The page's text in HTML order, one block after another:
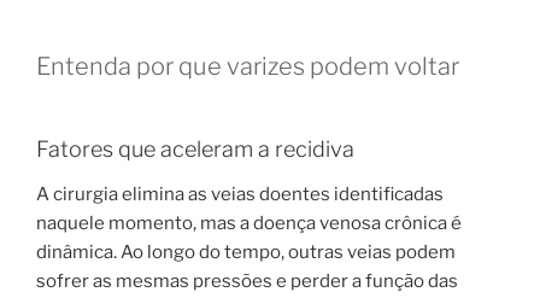
Entenda por que varizes podem voltar
Fatores que aceleram a recidiva
A cirurgia elimina as veias doentes identificadas
naquele momento, mas a doença venosa crônica é
dinâmica. Ao longo do tempo, outras veias podem
sofrer as mesmas pressões e perder a função das